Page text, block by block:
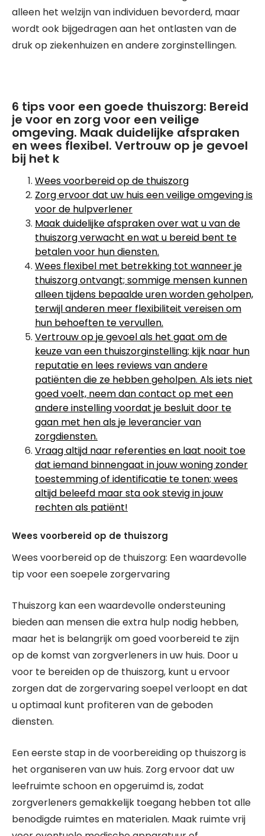
alleen het welzijn van individuen bevorderd, maar
wordt ook bijgedragen aan het ontlasten van de
druk op ziekenhuizen en andere zorginstellingen.
6 tips voor een goede thuiszorg: Bereid
je voor en zorg voor een veilige
omgeving. Maak duidelijke afspraken
en wees flexibel. Vertrouw op je gevoel
bij het k
Wees voorbereid op de thuiszorg
Zorg ervoor dat uw huis een veilige omgeving is
voor de hulpverlener
Maak duidelijke afspraken over wat u van de
thuiszorg verwacht en wat u bereid bent te
betalen voor hun diensten.
Wees flexibel met betrekking tot wanneer je
thuiszorg ontvangt; sommige mensen kunnen
alleen tijdens bepaalde uren worden geholpen,
terwijl anderen meer flexibiliteit vereisen om
hun behoeften te vervullen.
Vertrouw op je gevoel als het gaat om de
keuze van een thuiszorginstelling; kijk naar hun
reputatie en lees reviews van andere
patiënten die ze hebben geholpen. Als iets niet
goed voelt, neem dan contact op met een
andere instelling voordat je besluit door te
gaan met hen als je leverancier van
zorgdiensten.
Vraag altijd naar referenties en laat nooit toe
dat iemand binnengaat in jouw woning zonder
toestemming of identificatie te tonen; wees
altijd beleefd maar sta ook stevig in jouw
rechten als patiënt!
Wees voorbereid op de thuiszorg
Wees voorbereid op de thuiszorg: Een waardevolle
tip voor een soepele zorgervaring
Thuiszorg kan een waardevolle ondersteuning
bieden aan mensen die extra hulp nodig hebben,
maar het is belangrijk om goed voorbereid te zijn
op de komst van zorgverleners in uw huis. Door u
voor te bereiden op de thuiszorg, kunt u ervoor
zorgen dat de zorgervaring soepel verloopt en dat
u optimaal kunt profiteren van de geboden
diensten.
Een eerste stap in de voorbereiding op thuiszorg is
het organiseren van uw huis. Zorg ervoor dat uw
leefruimte schoon en opgeruimd is, zodat
zorgverleners gemakkelijk toegang hebben tot alle
benodigde ruimtes en materialen. Maak ruimte vrij